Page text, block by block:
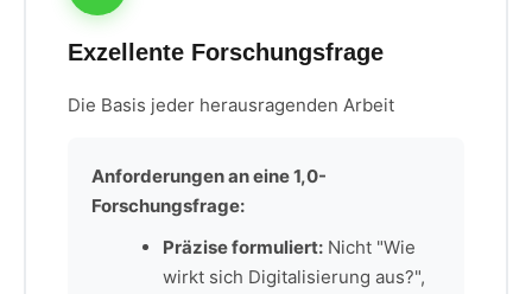
Exzellente Forschungsfrage
Die Basis jeder herausragenden Arbeit
Anforderungen an eine 1,0-
Forschungsfrage:
Präzise formuliert: Nicht "Wie
wirkt sich Digitalisierung aus?",